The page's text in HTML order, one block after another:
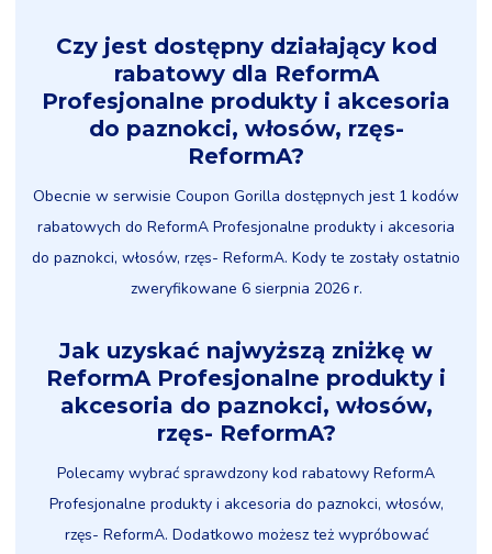
Czy jest dostępny działający kod
rabatowy dla ReformA
Profesjonalne produkty i akcesoria
do paznokci, włosów, rzęs-
ReformA?
Obecnie w serwisie Coupon Gorilla dostępnych jest 1 kodów
rabatowych do ReformA Profesjonalne produkty i akcesoria
do paznokci, włosów, rzęs- ReformA. Kody te zostały ostatnio
zweryfikowane 6 sierpnia 2026 r.
Jak uzyskać najwyższą zniżkę w
ReformA Profesjonalne produkty i
akcesoria do paznokci, włosów,
rzęs- ReformA?
Polecamy wybrać sprawdzony kod rabatowy ReformA
Profesjonalne produkty i akcesoria do paznokci, włosów,
rzęs- ReformA. Dodatkowo możesz też wypróbować